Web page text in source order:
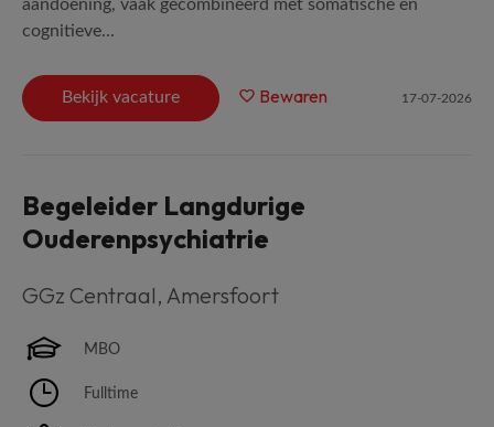
aandoening, vaak gecombineerd met somatische en
cognitieve...
Bekijk vacature Bewaren 17-07-2026
Begeleider Langdurige
Ouderenpsychiatrie
GGz Centraal, Amersfoort
MBO
Fulltime